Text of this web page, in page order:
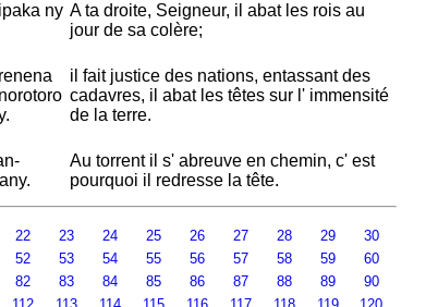
ny A ta droite, Seigneur, il abat les rois au
jour de sa colère;
il fait justice des nations, entassant des
cadavres, il abat les têtes sur l' immensité
de la terre.
Au torrent il s' abreuve en chemin, c' est
pourquoi il redresse la tête.
22 23 24 25 26 27 28 29
30
52 53 54 55 56 57 58 59
60
82 83 84 85 86 87 88 89
90